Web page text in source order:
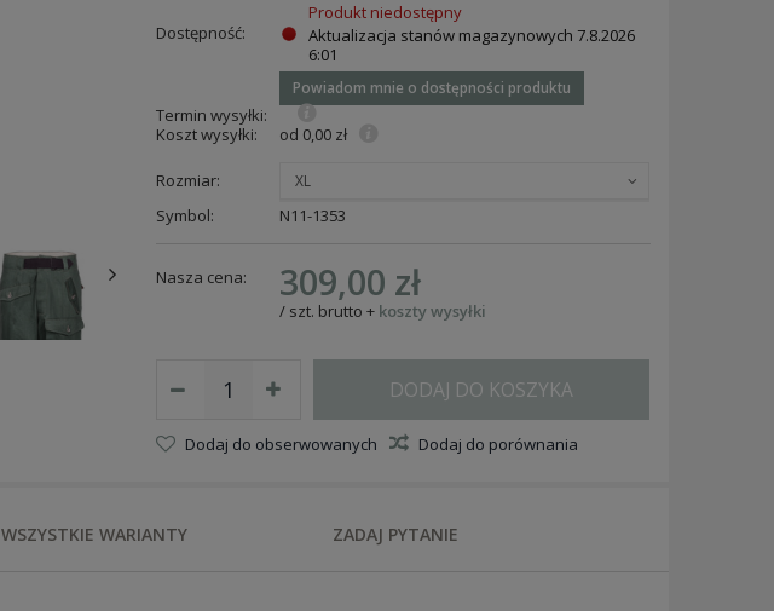
Dostępność:
Produkt niedostępny
Aktualizacja stanów magazynowych 7.8.2026
6:01
Powiadom mnie o dostępności produktu
Termin wysyłki:
Koszt wysyłki:
od 0,00 zł
Rozmiar: XL
Symbol: N11-1353
Nasza cena: 309,00 zł
/ szt. brutto+ koszty wysyłki
DODAJ DO KOSZYKA
Dodaj do obserwowanych Dodaj do porównania
WSZYSTKIE WARIANTY ZADAJ PYTANIE